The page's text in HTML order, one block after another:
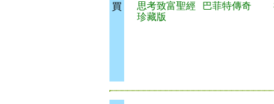
買
思考致富聖經
珍藏版
巴菲特傳奇